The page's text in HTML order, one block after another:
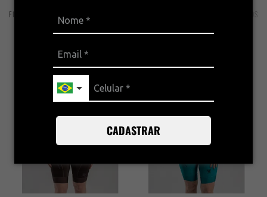
CADASTRAR
FILTROS 37 PRODUTOS
OUTLET